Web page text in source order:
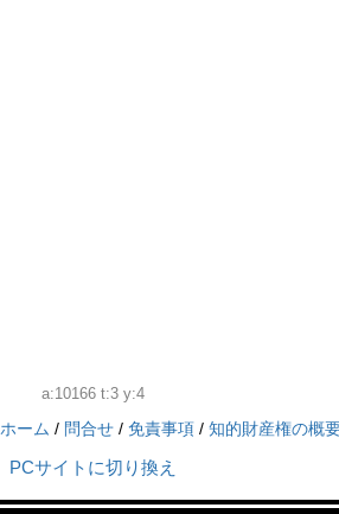
a:10166 t:3 y:4
ホーム / 問合せ/ 免責事項/ 知的財産権の概
PCサイトに切り換え